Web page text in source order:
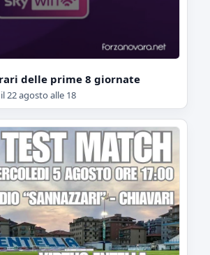
delle prime 8 giornate
22 agosto alle 18